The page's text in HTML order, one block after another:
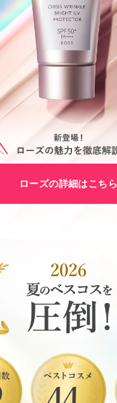
ローズの詳細はこちら